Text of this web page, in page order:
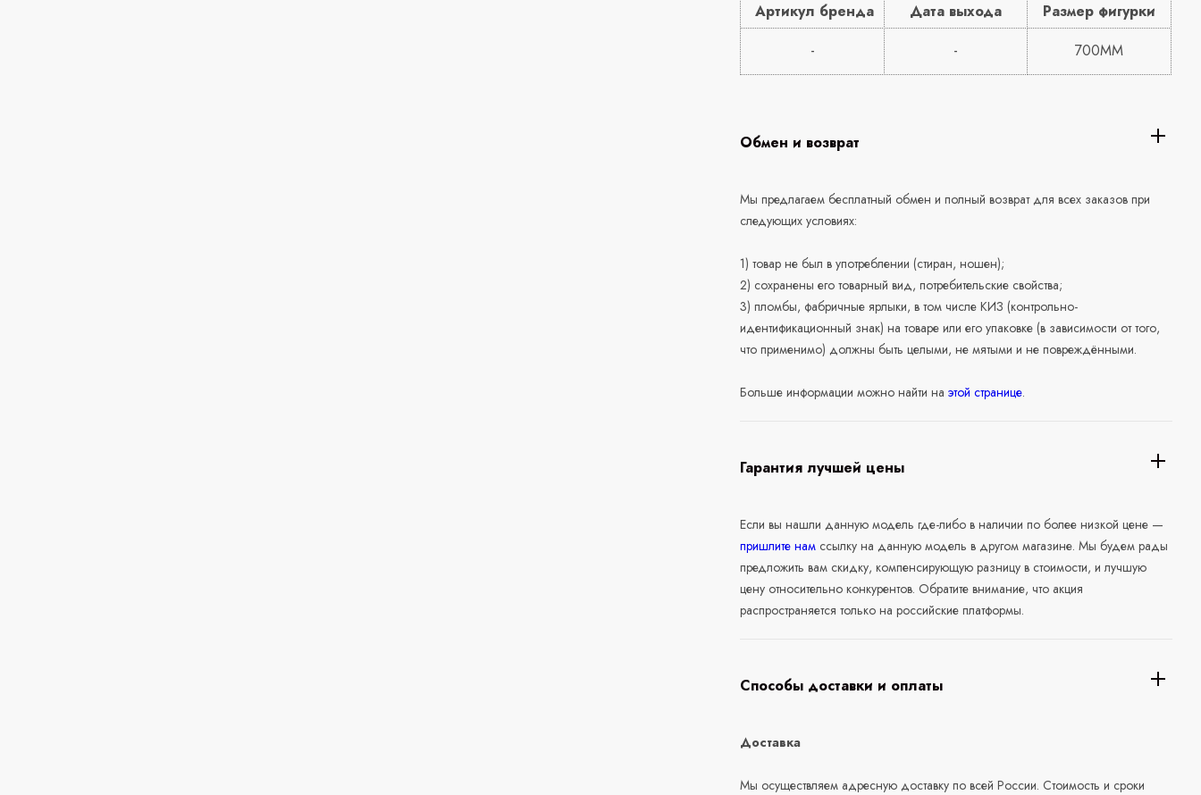
Артикул бренда Дата выхода
Размер фигурки
-
- 700MM
Обмен и возврат
Мы предлагаем бесплатный обмен и полный возврат для всех заказов при
следующих условиях:
1) товар не был в употреблении (стиран, ношен);
2) сохранены его товарный вид, потребительские свойства;
3) пломбы, фабричные ярлыки, в том числе КИЗ (контрольно-
идентификационный знак) на товаре или его упаковке (в зависимости от того,
что применимо) должны быть целыми, не мятыми и не повреждёнными.
Больше информации можно найти наэтой странице.
Гарантия лучшей цены
Если вы нашли данную модель где-либо в наличии по более низкой цене —
пришлите нам ссылку на данную модель в другом магазине. Мы будем рады
предложить вам скидку, компенсирующую разницу в стоимости, и лучшую
цену относительно конкурентов. Обратите внимание, что акция
распространяется только на российские платформы.
Способы доставки и оплаты
Доставка
Мы осуществляем адресную доставку по всей России. Стоимость и сроки